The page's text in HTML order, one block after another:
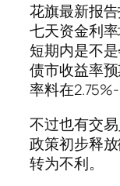
花旗最新报
七天资金利
短期内是不
债市收益率
率料在2.75%-
不过也有交
政策初步释
转为不利。